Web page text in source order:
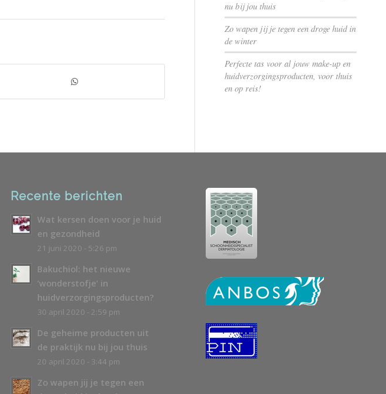
nu bij jou thuis
Zo wapen jij je tegen een droge huid in
de winter
Perfecte tas voor al jouw make-up en
huidverzorgingsproducten, voor thuis
en op reis!
Recente berichten
Wat kersen doen voor je huid
en gezondheid
21 juni 2020 - 5:26 pm
Bakuchiol: het nieuwe
‘wonderstofje’ in
huidverzorgingsproducten?
30 april 2020 - 2:59 pm
De geheime producten uit
de praktijk nu bij jou thuis
20 april 2020 - 3:44 pm
Zo wapen jij je tegen een